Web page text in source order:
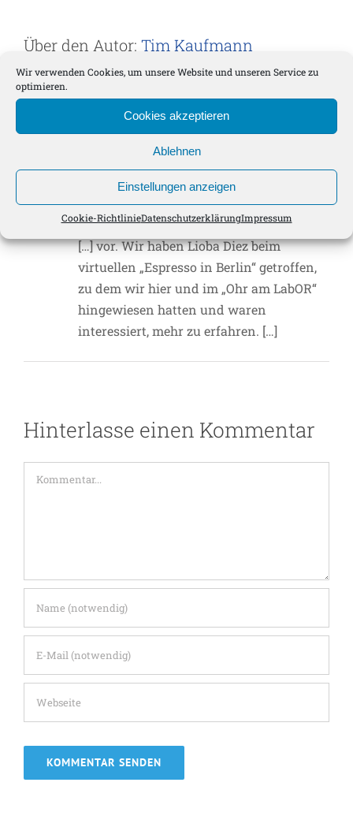
Wir verwenden Cookies, um unsere Website und unseren Service zu
optimieren.
Cookies akzeptieren
Ablehnen
Einstellungen anzeigen
Cookie-RichtlinieDatenschutzerklärungImpressum
Über den Autor: Tim Kaufmann
Pfarrer Tim Kaufmann Referent
Ein Kommentar
Auf dem Weg im Advent! – LabORAtorium 1. Dezember 2021 um
16:46 Uhr- Antworten
[…] vor. Wir haben Lioba Diez beim
virtuellen „Espresso in Berlin“ getroffen,
zu dem wir hier und im „Ohr am LabOR“
hingewiesen hatten und waren
interessiert, mehr zu erfahren. […]
Hinterlasse einen Kommentar